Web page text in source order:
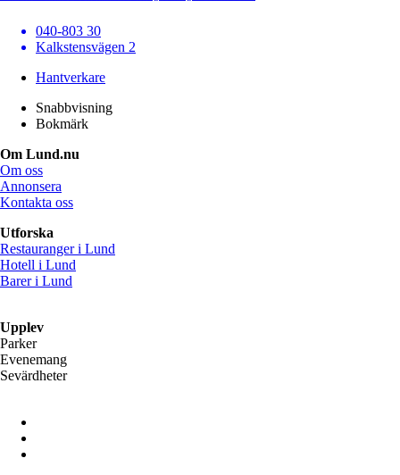
040-803 30
Kalkstensvägen 2
Hantverkare
Snabbvisning
Bokmärk
Om Lund.nu
Om oss
Annonsera
Kontakta oss
Utforska
Restauranger i Lund
Hotell i Lund
Barer i Lund
Upplev
Parker
Evenemang
Sevärdheter